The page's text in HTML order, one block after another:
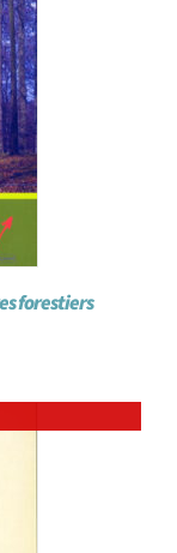
forestiers